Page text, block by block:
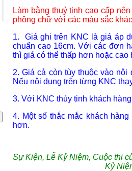
Làm bằng thuỷ tinh cao cấp
phông chữ với các màu sắc
1. Giá ghi trên KNC là giá áp
chuẩn cao 16cm. Với các đơn
thì giá có thể thấp hơn hoặc cao
2. Giá cả còn tùy thuộc vào
Nếu nội dung trên từng KNC
3. Với KNC thủy tinh khách
4. Một số thắc mắc khách
hơn.
Sự Kiện, Lễ Kỷ Niệm, Cuộc thi
Kỷ